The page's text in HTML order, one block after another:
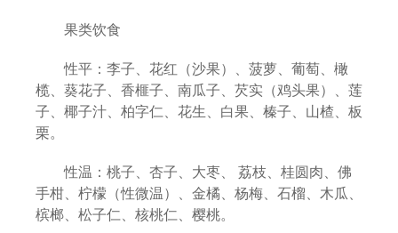
果类饮食
性平：李子、花红（沙果）、菠萝、葡萄、橄
榄、葵花子、香榧子、南瓜子、芡实（鸡头果）、莲
子、椰子汁、柏字仁、花生、白果、榛子、山楂、板
栗。
性温：桃子、杏子、大枣、 荔枝、桂圆肉、佛
手柑、柠檬（性微温）、金橘、杨梅、石榴、木瓜、
槟榔、松子仁、核桃仁、樱桃。